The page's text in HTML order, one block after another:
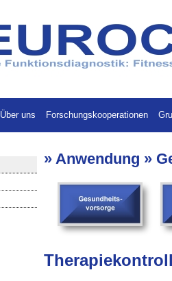
Über uns Forschungskooperationen
» Anwendung »